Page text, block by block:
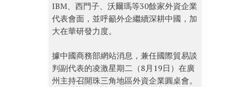
IBM、西門子、沃爾瑪等30餘家外資企業
代表會面，並呼籲外企繼續深耕中國，加
大在華研發力度。
據中國商務部網站消息，兼任國際貿易談
判副代表的凌激星期二（8月19日）在廣
州主持召開珠三角地區外資企業圓桌會。